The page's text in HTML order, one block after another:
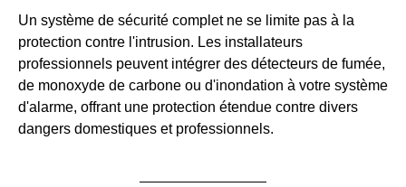
Un système de sécurité complet ne se limite pas à la
protection contre l'intrusion. Les installateurs
professionnels peuvent intégrer des détecteurs de fumée,
de monoxyde de carbone ou d'inondation à votre système
d'alarme, offrant une protection étendue contre divers
dangers domestiques et professionnels.